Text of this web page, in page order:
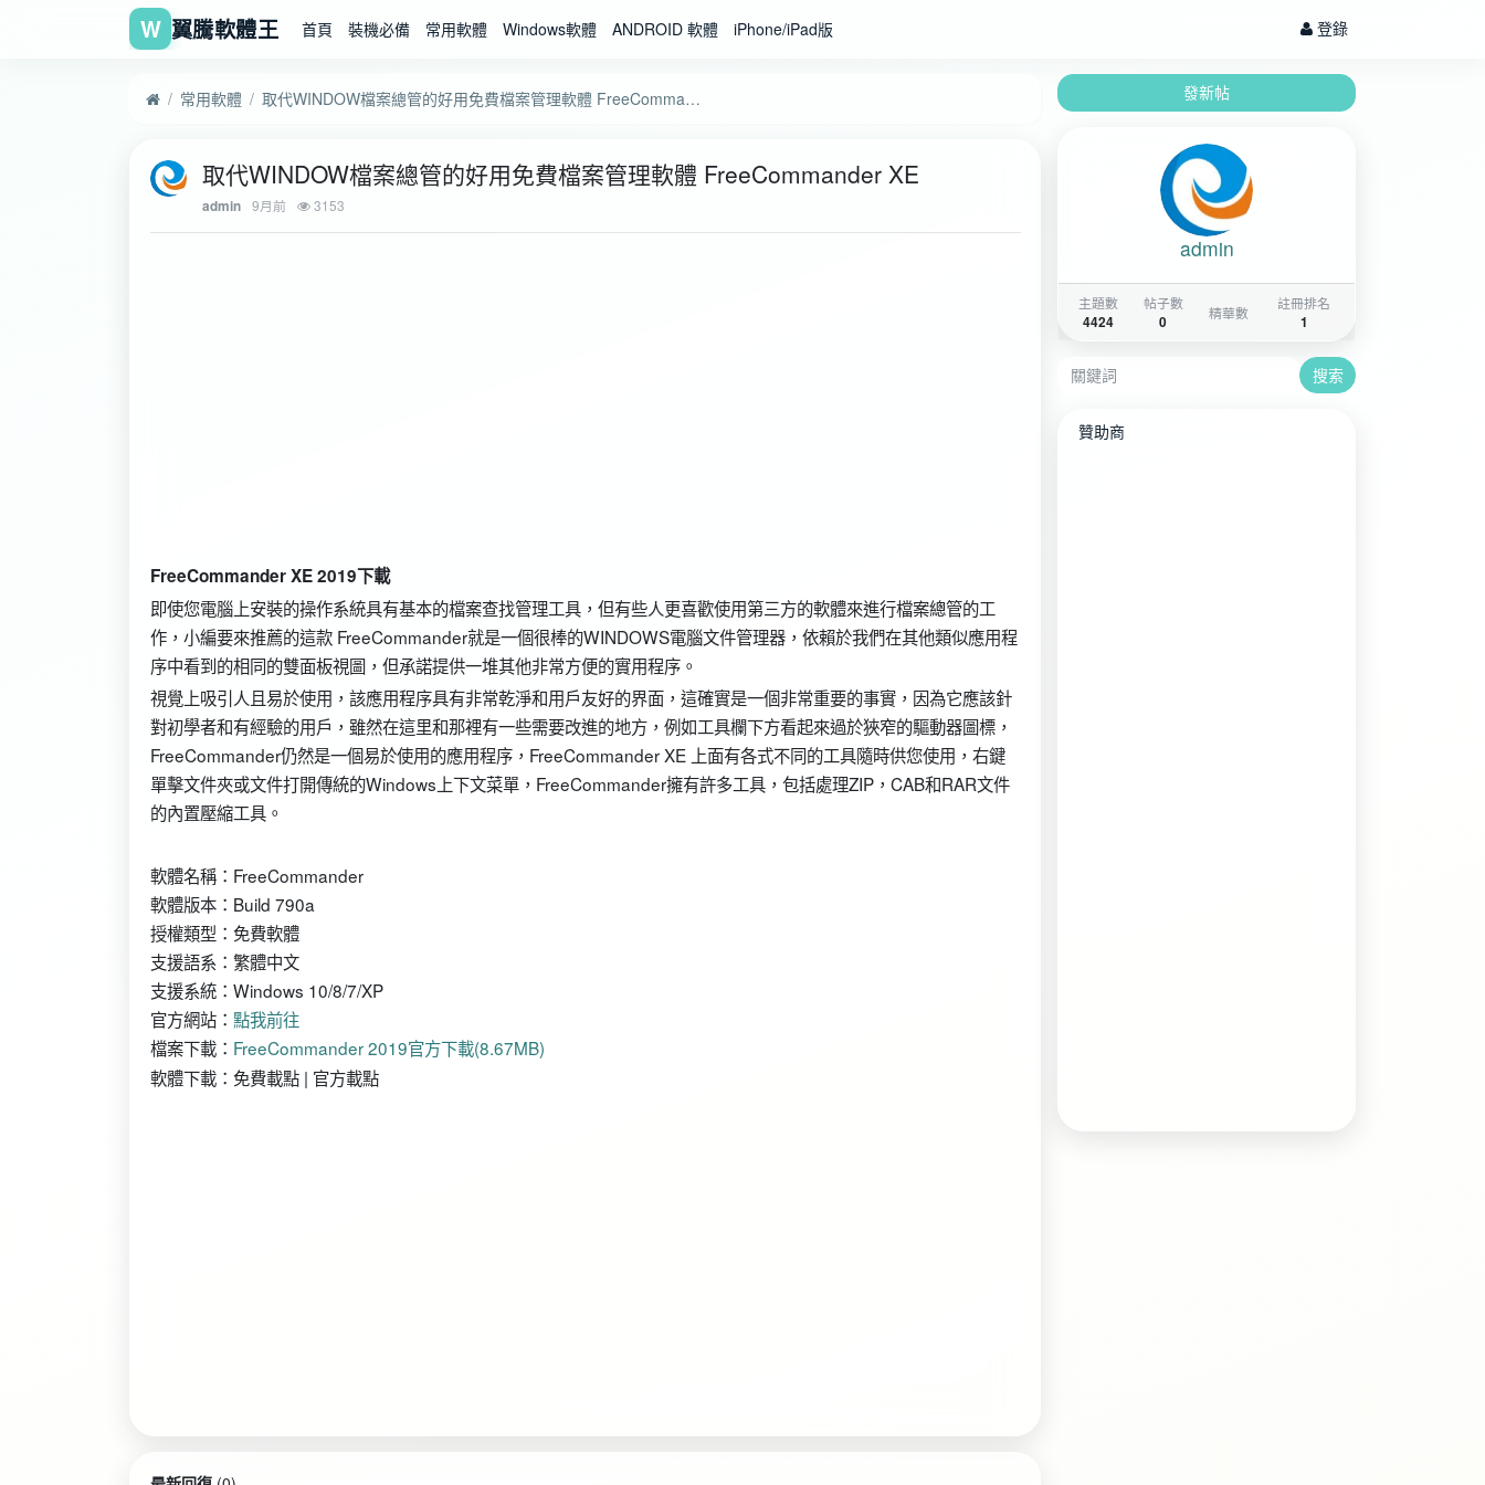
W 翼騰軟體王 首頁 裝機必備 常用軟體 Windows軟體 ANDROID 軟體 iPhone/iPad版 登錄
常用軟體 取代WINDOW檔案總管的好用免費檔案管理軟體 FreeCommander XE
取代WINDOW檔案總管的好用免費檔案管理軟體 FreeCommander XE
admin 9月前 3153
FreeCommander XE 2019下載
即使您電腦上安裝的操作系統具有基本的檔案查找管理工具，但有些人更喜歡使用第三方的軟體來進行檔案總管的工
作，小編要來推薦的這款 FreeCommander就是一個很棒的WINDOWS電腦文件管理器，依賴於我們在其他類似應用程
序中看到的相同的雙面板視圖，但承諾提供一堆其他非常方便的實用程序。
視覺上吸引人且易於使用，該應用程序具有非常乾淨和用戶友好的界面，這確實是一個非常重要的事實，因為它應該針
對初學者和有經驗的用戶，雖然在這里和那裡有一些需要改進的地方，例如工具欄下方看起來過於狹窄的驅動器圖標，
FreeCommander仍然是一個易於使用的應用程序，FreeCommander XE 上面有各式不同的工具隨時供您使用，右鍵
單擊文件夾或文件打開傳統的Windows上下文菜單，FreeCommander擁有許多工具，包括處理ZIP，CAB和RAR文件
的內置壓縮工具。
軟體名稱：FreeCommander
軟體版本：Build 790a
授權類型：免費軟體
支援語系：繁體中文
支援系統：Windows 10/8/7/XP
官方網站： 點我前往
檔案下載： FreeCommander 2019官方下載(8.67MB)
軟體下載：免費載點 | 官方載點
發新帖
admin
主題數
4424
帖子數
0
精華數
註冊排名
1
搜索
贊助商